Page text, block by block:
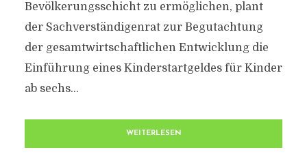
Bevölkerungsschicht zu ermöglichen, plant
der Sachverständigenrat zur Begutachtung
der gesamtwirtschaftlichen Entwicklung die
Einführung eines Kinderstartgeldes für Kinder
ab sechs...
WEITERLESEN